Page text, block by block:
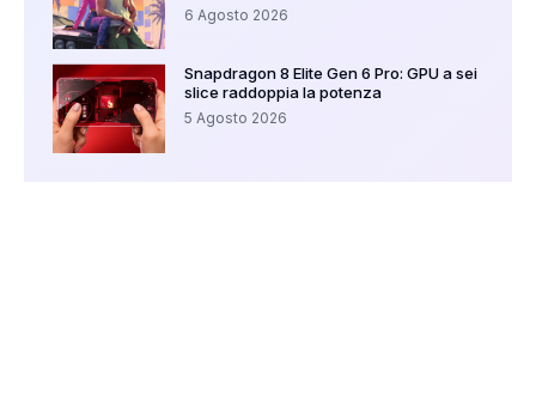
6 Agosto 2026
Snapdragon 8 Elite Gen 6 Pro: GPU a sei
slice raddoppia la potenza
5 Agosto 2026